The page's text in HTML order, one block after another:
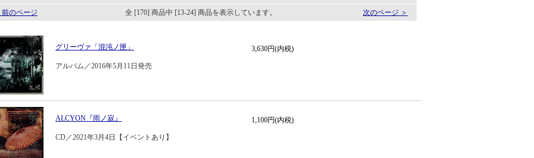
前のページ 全 [170] 商品中 [13-24] 商品を表示しています。 次のページ ＞
グリーヴァ「混沌ノ匣」 3,630円(内税)
アルバム／2016年5月11日発売
ALCYON『雨ノ寂』 1,100円(内税)
CD／2021年3月4日【イベントあり】